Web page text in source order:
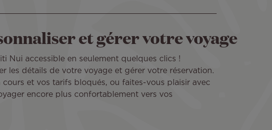
et gérer votre voyage
Nui accessible en seulement quelques clics !
les détails de votre voyage et gérer votre réservation.
cours et vos tarifs bloqués, ou faites-vous plaisir avec
encore plus confortablement vers vos